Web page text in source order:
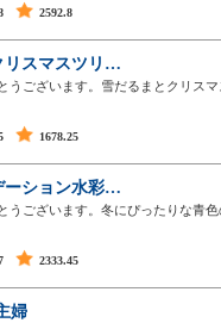
2592.8
リスマスツリ…
うございます。雪だるまとクリス
1678.25
ーション水彩…
うございます。冬にぴったりな青
2333.45
婦